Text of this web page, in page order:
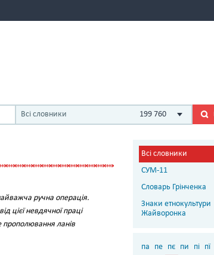
Всі словники 199 760
ручна операція.
цієї невдячної праці
прополювання ланів
Всі словники
СУМ-11
Словарь Грінченка
Знаки етнокультури
Жайворонка
па пе пє пи пі пї